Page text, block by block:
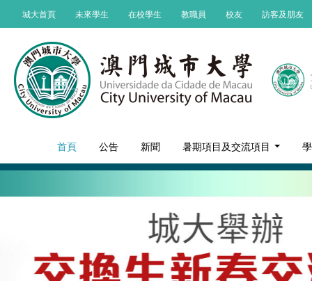
城大首頁 未來學生 在校學生 教職員 校友 訪客及朋友
首頁 公告 新聞 暑期項目及交流項目